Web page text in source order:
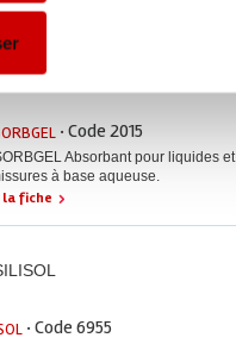
· Code 2015
Absorbant pour liquides et
à base aqueuse.
la fiche
· Code 6955